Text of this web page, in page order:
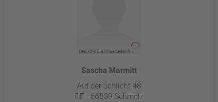
Sascha Marmitt
Auf der Schlicht 48
DE - 66839 Schmelz